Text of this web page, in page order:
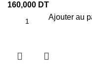
160,000 DT
Ajouter au